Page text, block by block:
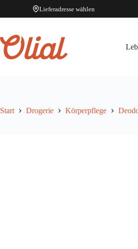
Lieferadresse wählen
springen
Start Drogerie Körperpflege